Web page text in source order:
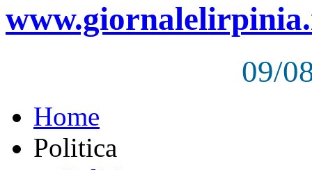
09/
Home
Politica